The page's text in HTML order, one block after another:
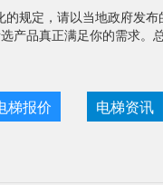
规定，请以当地政府发
产品真正满足你的需求。
梯报价 电梯资讯